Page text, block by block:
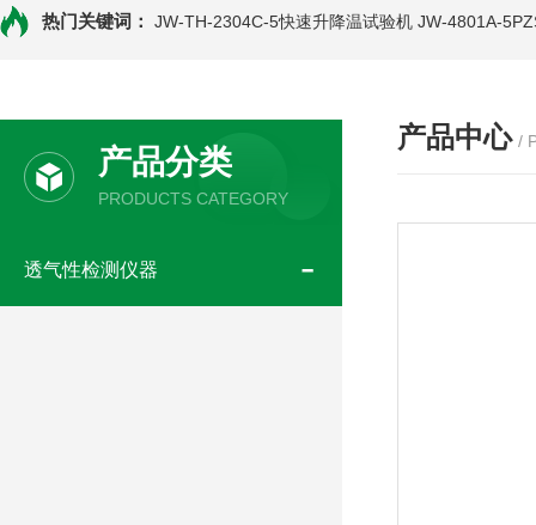
热门关键词： JW-TH-2304C-5快速升降温试验机 JW-4801A-
产品分类
PRODUCTS CATEGORY
透气性检测仪器
产品中心 /